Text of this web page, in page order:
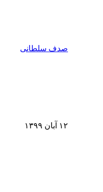
صدف سلطانی
۱۲ آبان ۱۳۹۹